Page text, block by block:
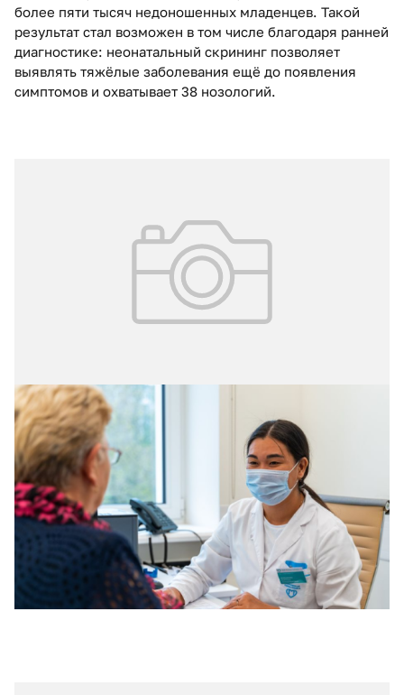
более пяти тысяч недоношенных младенцев. Такой
результат стал возможен в том числе благодаря ранней
диагностике: неонатальный скрининг позволяет
выявлять тяжёлые заболевания ещё до появления
симптомов и охватывает 38 нозологий.
13.04.2026 № 13 (361)
Ведение пациентов со старческой
астенией
16 апреля на цифровой платформе «Московская
медицина. Мероприятия» состоится вебинар для
специалистов первичного звена, а также врачей-
гериатров и неврологов, посвящённый ведению
пожилых пациентов с синдромом старческой астении.